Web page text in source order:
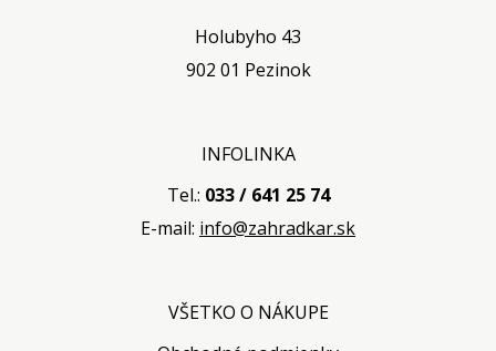
Holubyho 43
902 01 Pezinok
INFOLINKA
Tel.: 033 / 641 25 74
E-mail: info@zahradkar.sk
VŠETKO O NÁKUPE